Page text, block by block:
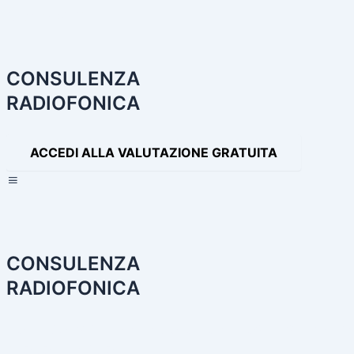
CONSULENZA
RADIOFONICA
ACCEDI ALLA VALUTAZIONE GRATUITA
CONSULENZA
RADIOFONICA